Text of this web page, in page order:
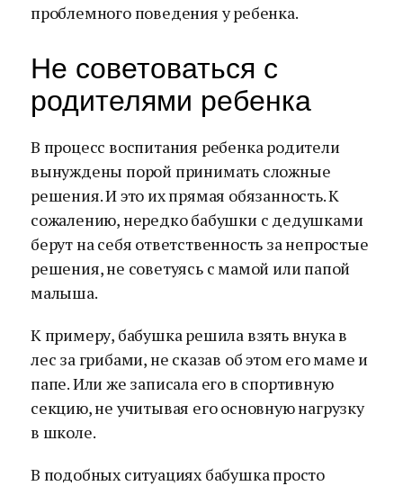
проблемного поведения у ребенка.
Не советоваться с
родителями ребенка
В процесс воспитания ребенка родители
вынуждены порой принимать сложные
решения. И это их прямая обязанность. К
сожалению, нередко бабушки с дедушками
берут на себя ответственность за непростые
решения, не советуясь с мамой или папой
малыша.
К примеру, бабушка решила взять внука в
лес за грибами, не сказав об этом его маме и
папе. Или же записала его в спортивную
секцию, не учитывая его основную нагрузку
в школе.
В подобных ситуациях бабушка просто